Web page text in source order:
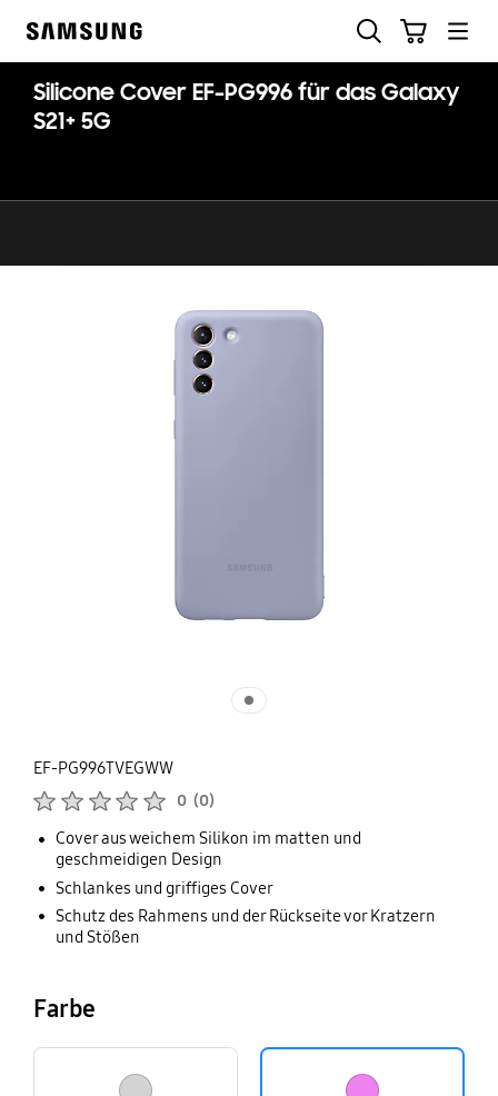
Silicone Cover EF-PG996 für das Galaxy
S21+ 5G
EF-PG996TVEGWW
0 (0)
Cover aus weichem Silikon im matten und
geschmeidigen Design
Schlankes und griffiges Cover
Schutz des Rahmens und der Rückseite vor Kratzern
und Stößen
Farbe